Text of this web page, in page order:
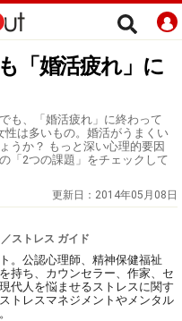
「婚活疲れ」に
も、「婚活疲れ」に終わって
は多いもの。婚活がうまくい
うか？ もっと深い心理的要因
「2つの課題」をチェックして
更新日： 2014年05月08日
ストレス ガイド
。公認心理師、精神保健福祉
持ち、カウンセラー、作家、セ
代人を悩ませるストレスに関す
トレスマネジメントやメンタル